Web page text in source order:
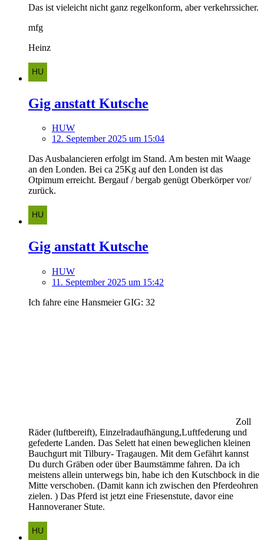
Das ist vieleicht nicht ganz regelkonform, aber verkehrssicher.
mfg
Heinz
Gig anstatt Kutsche
HUW
12. September 2025 um 15:04
Das Ausbalancieren erfolgt im Stand. Am besten mit Waage
an den Londen. Bei ca 25Kg auf den Londen ist das
Otpimum erreicht. Bergauf / bergab genügt Oberkörper vor/
zurück.
Gig anstatt Kutsche
HUW
11. September 2025 um 15:42
Ich fahre eine Hansmeier GIG: 32
Zoll
Räder (luftbereift), Einzelradaufhängung,Luftfederung und
gefederte Landen. Das Selett hat einen beweglichen kleinen
Bauchgurt mit Tilbury- Tragaugen. Mit dem Gefährt kannst
Du durch Gräben oder über Baumstämme fahren. Da ich
meistens allein unterwegs bin, habe ich den Kutschbock in die
Mitte verschoben. (Damit kann ich zwischen den Pferdeohren
zielen. ) Das Pferd ist jetzt eine Friesenstute, davor eine
Hannoveraner Stute.